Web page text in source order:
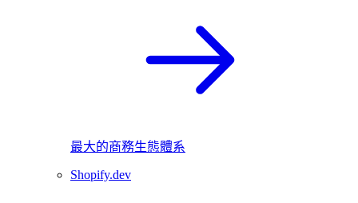
最大的商務生態體系
Shopify.dev